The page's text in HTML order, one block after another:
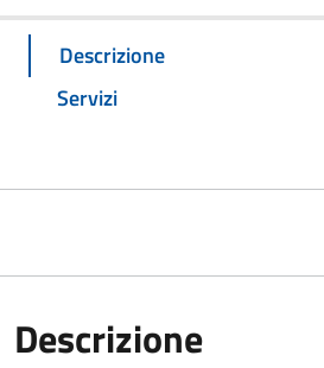
Descrizione
Servizi
Descrizione